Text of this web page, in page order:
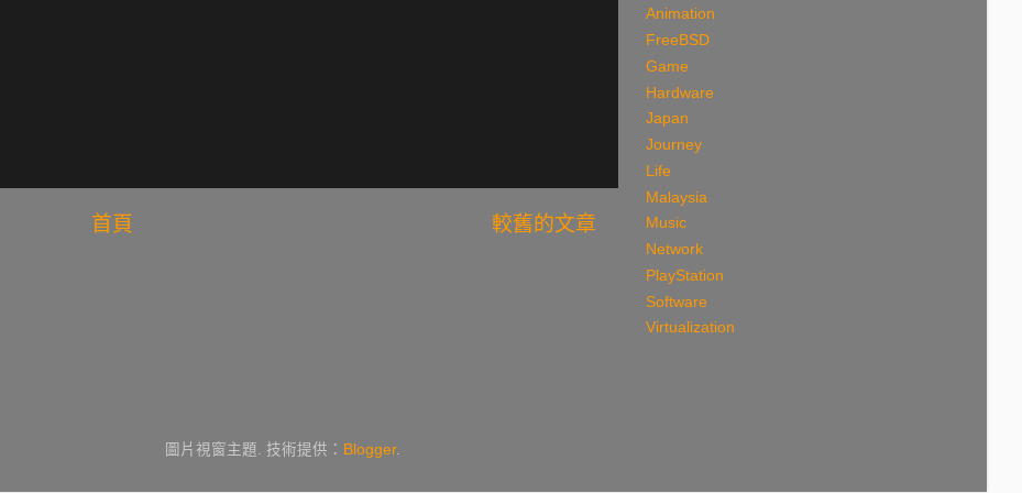
較舊的文章
首頁
Animation
FreeBSD
Game
Hardware
Japan
Journey
Life
Malaysia
Music
Network
PlayStation
Software
Virtualization
圖片視窗主題. 技術提供： Blogger.